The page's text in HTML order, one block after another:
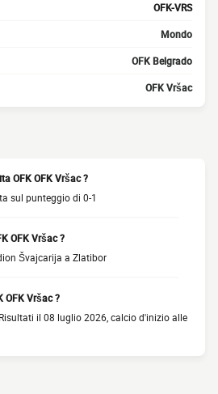
OFK-VRS
Mondo
OFK Belgrado
OFK Vršac
OFK OFK Vršac ?
sul punteggio di 0-1
OFK Vršac ?
Švajcarija a Zlatibor
OFK Vršac ?
il 08 luglio 2026, calcio d'inizio alle